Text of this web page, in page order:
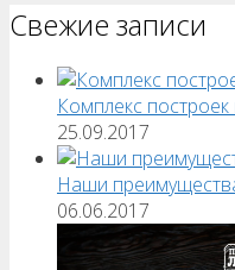
Свежие записи
Комплекс
25.09.2017
Наши
06.06.2017